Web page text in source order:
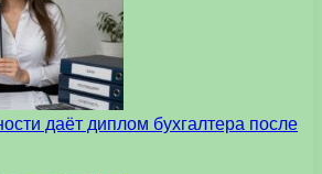
даёт диплом бухгалтера после